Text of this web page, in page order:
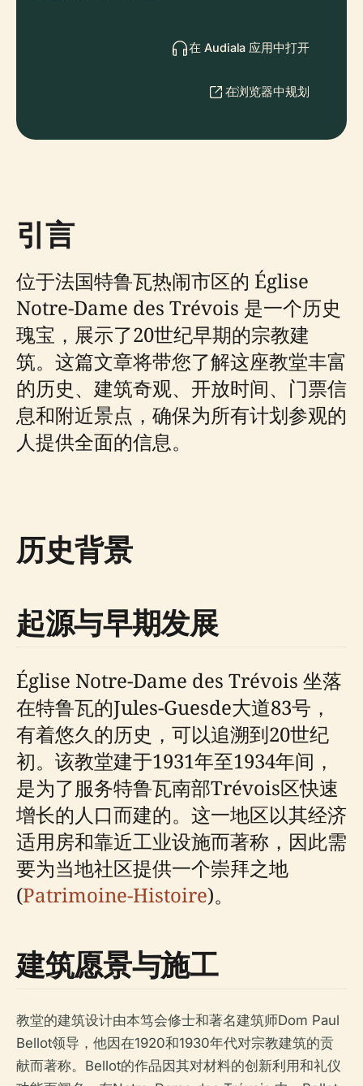
在 Audiala 应用中打开
在浏览器中规划
引言
位于法国特鲁瓦热闹市区的 Église
Notre-Dame des Trévois 是一个历史
瑰宝，展示了20世纪早期的宗教建
筑。这篇文章将带您了解这座教堂丰富
的历史、建筑奇观、开放时间、门票信
息和附近景点，确保为所有计划参观的
人提供全面的信息。
历史背景
起源与早期发展
Église Notre-Dame des Trévois 坐落
在特鲁瓦的Jules-Guesde大道83号，
有着悠久的历史，可以追溯到20世纪
初。该教堂建于1931年至1934年间，
是为了服务特鲁瓦南部Trévois区快速
增长的人口而建的。这一地区以其经济
适用房和靠近工业设施而著称，因此需
要为当地社区提供一个崇拜之地
(Patrimoine-Histoire)。
建筑愿景与施工
教堂的建筑设计由本笃会修士和著名建筑师Dom Paul
Bellot领导，他因在1920和1930年代对宗教建筑的贡
献而著称。Bellot的作品因其对材料的创新利用和礼仪